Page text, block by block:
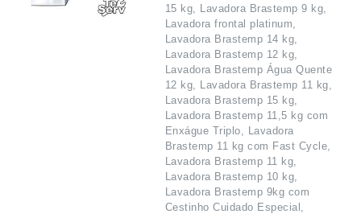
15 kg, Lavadora Brastemp 9 kg,
Lavadora frontal platinum,
Lavadora Brastemp 14 kg,
Lavadora Brastemp 12 kg,
Lavadora Brastemp Água Quente
12 kg, Lavadora Brastemp 11 kg,
Lavadora Brastemp 15 kg,
Lavadora Brastemp 11,5 kg com
Enxágue Triplo, Lavadora
Brastemp 11 kg com Fast Cycle,
Lavadora Brastemp 11 kg,
Lavadora Brastemp 10 kg,
Lavadora Brastemp 9kg com
Cestinho Cuidado Especial,